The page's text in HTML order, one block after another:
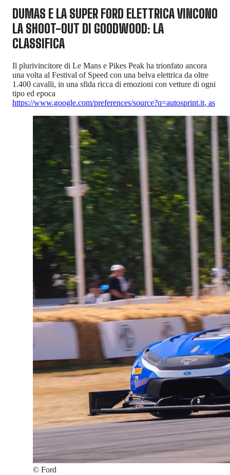
DUMAS E LA SUPER FORD ELETTRICA VINCONO
LA SHOOT-OUT DI GOODWOOD: LA
CLASSIFICA
Il plurivincitore di Le Mans e Pikes Peak ha trionfato ancora
una volta al Festival of Speed con una belva elettrica da oltre
1.400 cavalli, in una sfida ricca di emozioni con vetture di ogni
tipo ed epoca
https://www.google.com/preferences/source?q=autosprint.it, as
© Ford